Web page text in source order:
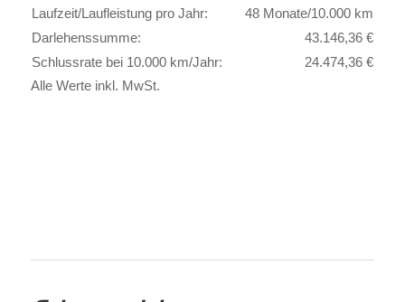
Laufzeit/Laufleistung pro Jahr:
48 Monate/10.000 km
Darlehenssumme:
43.146,36 €
Schlussrate bei 10.000 km/Jahr:
24.474,36 €
Alle Werte inkl. MwSt.